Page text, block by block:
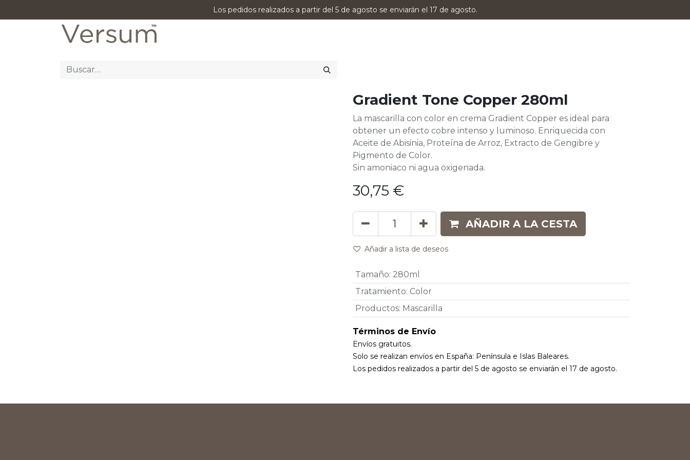
Los pedidos realizados a partir del 5 de agosto se enviarán el 17 de agosto.
Gradient Tone Copper 280ml
La mascarilla con color en crema Gradient Copper es ideal para
obtener un efecto cobre intenso y luminoso. Enriquecida con
Aceite de Abisinia, Proteína de Arroz, Extracto de Gengibre y
Pigmento de Color.
Sin amoniaco ni agua oxigenada.
30,75 €
AÑADIR A LA CESTA
Añadir a lista de deseos
Tamaño: 280ml
Tratamiento: Color
Productos: Mascarilla
Términos de Envío
Envíos gratuitos.
Solo se realizan envíos en España: Península e Islas Baleares.
Los pedidos realizados a partir del 5 de agosto se enviarán el 17 de agosto.